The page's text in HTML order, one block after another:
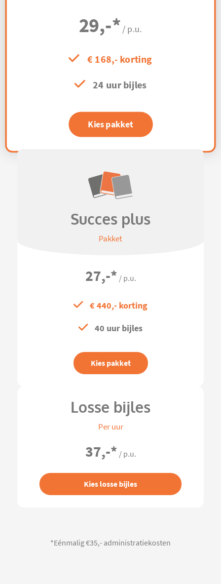
29,-* / p.u.
€ 168,- korting
24 uur bijles
Kies pakket
Succes plus
Pakket
27,-* / p.u.
€ 440,- korting
40 uur bijles
Kies pakket
Losse bijles
Per uur
37,-* / p.u.
Kies losse bijles
*Eénmalig €35,- administratiekosten